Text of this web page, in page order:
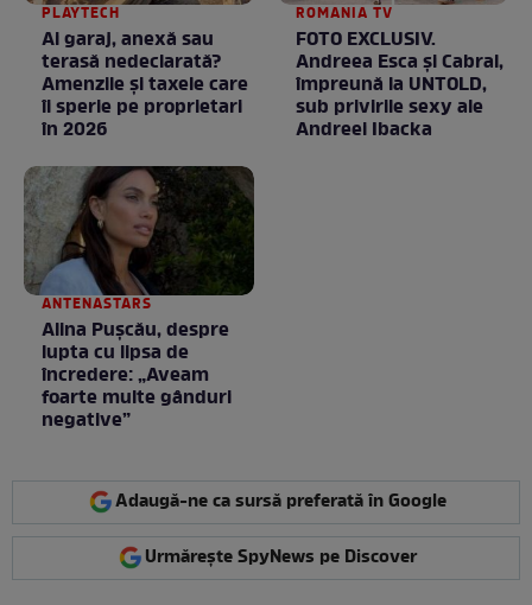
PLAYTECH
Ai garaj, anexă sau
terasă nedeclarată?
Amenzile și taxele care
îi sperie pe proprietari
în 2026
ROMANIA TV
FOTO EXCLUSIV.
Andreea Esca şi Cabral,
împreună la UNTOLD,
sub privirile sexy ale
Andreei Ibacka
ANTENASTARS
Alina Pușcău, despre
lupta cu lipsa de
încredere: „Aveam
foarte multe gânduri
negative”
Adaugă-ne ca sursă preferată în Google
Urmărește SpyNews pe Discover